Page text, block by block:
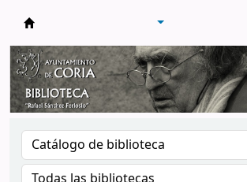
Biblioteca Municipal de Coria